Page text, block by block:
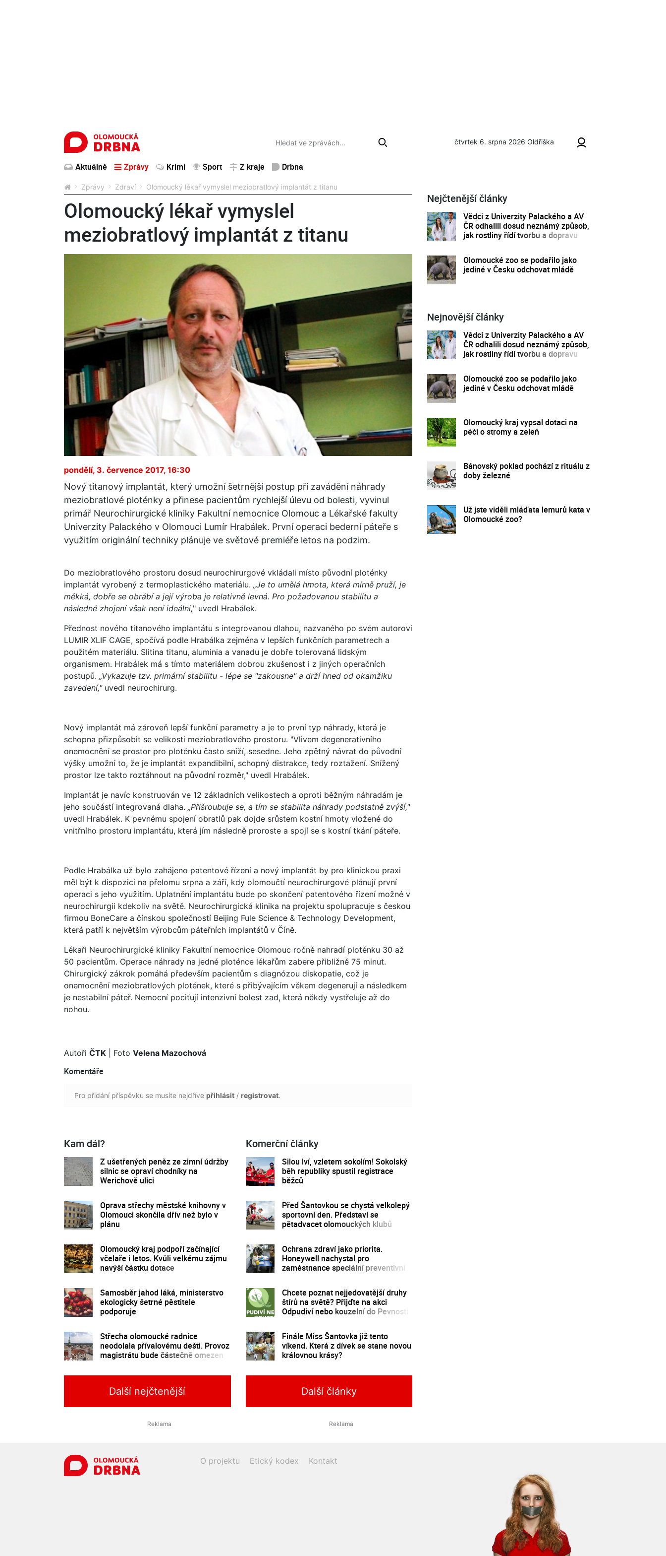
čtvrtek 6. srpna 2026 Oldřiška
Aktuálně Zprávy Krimi Sport Z kraje Drbna
Zprávy Zdraví Olomoucký lékař vymyslel meziobratlový implantát z titanu
Olomoucký lékař vymyslel
meziobratlový implantát z titanu
pondělí, 3. července 2017, 16:30
Nový titanový implantát, který umožní šetrnější postup při zavádění náhrady
meziobratlové ploténky a přinese pacientům rychlejší úlevu od bolesti, vyvinul
primář Neurochirurgické kliniky Fakultní nemocnice Olomouc a Lékařské fakulty
Univerzity Palackého v Olomouci Lumír Hrabálek. První operaci bederní páteře s
využitím originální techniky plánuje ve světové premiéře letos na podzim.
Do meziobratlového prostoru dosud neurochirurgové vkládali místo původní ploténky
implantát vyrobený z termoplastického materiálu. „Je to umělá hmota, která mírně pruží, je
měkká, dobře se obrábí a její výroba je relativně levná. Pro požadovanou stabilitu a
následné zhojení však není ideální," uvedl Hrabálek.
Přednost nového titanového implantátu s integrovanou dlahou, nazvaného po svém autorovi
LUMIR XLIF CAGE, spočívá podle Hrabálka zejména v lepších funkčních parametrech a
použitém materiálu. Slitina titanu, aluminia a vanadu je dobře tolerovaná lidským
organismem. Hrabálek má s tímto materiálem dobrou zkušenost i z jiných operačních
postupů. „Vykazuje tzv. primární stabilitu - lépe se "zakousne" a drží hned od okamžiku
zavedení,"uvedl neurochirurg.
Nový implantát má zároveň lepší funkční parametry a je to první typ náhrady, která je
schopna přizpůsobit se velikosti meziobratlového prostoru. "Vlivem degenerativního
onemocnění se prostor pro ploténku často sníží, sesedne. Jeho zpětný návrat do původní
výšky umožní to, že je implantát expandibilní, schopný distrakce, tedy roztažení. Snížený
prostor lze takto roztáhnout na původní rozměr," uvedl Hrabálek.
Implantát je navíc konstruován ve 12 základních velikostech a oproti běžným náhradám je
jeho součástí integrovaná dlaha. „Přišroubuje se, a tím se stabilita náhrady podstatně zvýší,"
uvedl Hrabálek. K pevnému spojení obratlů pak dojde srůstem kostní hmoty vložené do
vnitřního prostoru implantátu, která jím následně proroste a spojí se s kostní tkání páteře.
Podle Hrabálka už bylo zahájeno patentové řízení a nový implantát by pro klinickou praxi
měl být k dispozici na přelomu srpna a září, kdy olomoučtí neurochirurgové plánují první
operaci s jeho využitím. Uplatnění implantátu bude po skončení patentového řízení možné v
neurochirurgii kdekoliv na světě. Neurochirurgická klinika na projektu spolupracuje s českou
firmou BoneCare a čínskou společností Beijing Fule Science & Technology Development,
která patří k největším výrobcům páteřních implantátů v Číně.
Lékaři Neurochirurgické kliniky Fakultní nemocnice Olomouc ročně nahradí ploténku 30 až
50 pacientům. Operace náhrady na jedné ploténce lékařům zabere přibližně 75 minut.
Chirurgický zákrok pomáhá především pacientům s diagnózou diskopatie, což je
onemocnění meziobratlových plotének, které s přibývajícím věkem degenerují a následkem
je nestabilní páteř. Nemocní pociťují intenzivní bolest zad, která někdy vystřeluje až do
nohou.
Autoři ČTK | Foto Velena Mazochová
Komentáře
Pro přidání příspěvku se musíte nejdříve přihlásit / registrovat.
Kam dál?
Z ušetřených peněz ze zimní údržby
silnic se opraví chodníky na
Werichově ulici
Oprava střechy městské knihovny v
Olomouci skončila dřív než bylo v
plánu
Olomoucký kraj podpoří začínající
včelaře i letos. Kvůli velkému zájmu
navýší částku dotace
Samosběr jahod láká, ministerstvo
ekologicky šetrné pěstitele
podporuje
Střecha olomoucké radnice
neodolala přívalovému dešti. Provoz
magistrátu bude částečně omezen
Komerční články
Silou lví, vzletem sokolím! Sokolský
běh republiky spustil registrace
běžců
Před Šantovkou se chystá velkolepý
sportovní den. Představí se
pětadvacet olomouckých klubů
Ochrana zdraví jako priorita.
Honeywell nachystal pro
zaměstnance speciální preventivní
Chcete poznat nejjedovatější druhy
štírů na světě? Přijďte na akci
Odpudiví nebo kouzelní do Pevnosti
Finále Miss Šantovka již tento
víkend. Která z dívek se stane novou
královnou krásy?
Další nejčtenější Další články
Nejčtenější články
Vědci z Univerzity Palackého a AV
ČR odhalili dosud neznámý způsob,
jak rostliny řídí tvorbu a dopravu
Olomoucké zoo se podařilo jako
jediné v Česku odchovat mládě
Nejnovější články
Vědci z Univerzity Palackého a AV
ČR odhalili dosud neznámý způsob,
jak rostliny řídí tvorbu a dopravu
Olomoucké zoo se podařilo jako
jediné v Česku odchovat mládě
Olomoucký kraj vypsal dotaci na
péči o stromy a zeleň
Bánovský poklad pochází z rituálu z
doby železné
Už jste viděli mláďata lemurů kata v
Olomoucké zoo?
O projektu Etický kodex Kontakt